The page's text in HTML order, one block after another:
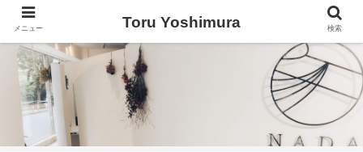
メニュー Toru Yoshimura 検索